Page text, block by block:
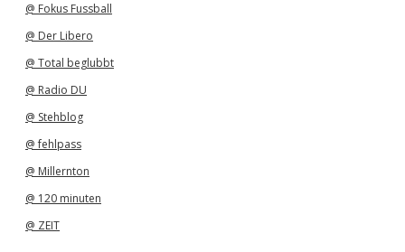
@ Fokus Fussball
@ Der Libero
@ Total beglubbt
@ Radio DU
@ Stehblog
@ fehlpass
@ Millernton
@ 120 minuten
@ ZEIT